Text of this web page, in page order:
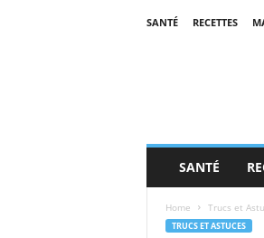
SANTÉ RECETTES
SANTÉ
Home Trucs et
TRUCS ET ASTUCES